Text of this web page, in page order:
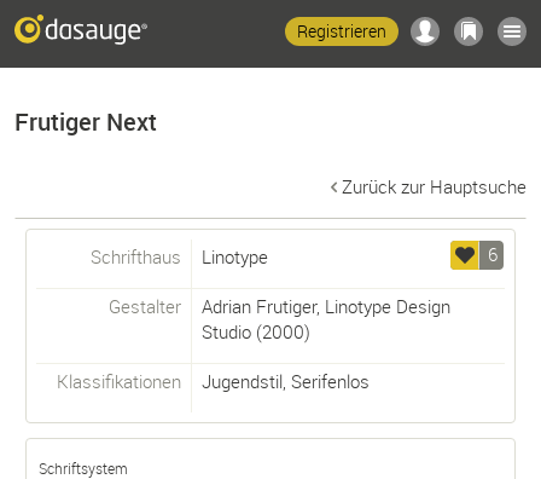
Registrieren
Frutiger Next
Zurück zur Hauptsuche
6
Schrifthaus Linotype
Gestalter Adrian Frutiger, Linotype Design
Studio(2000)
Klassifikationen Jugendstil, Serifenlos
Schriftsystem